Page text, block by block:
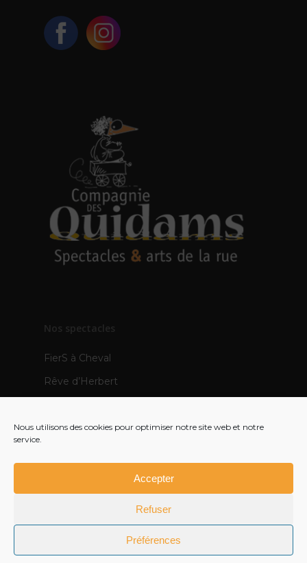
Nous utilisons des cookies pour optimiser notre site web et notre
service.
Accepter
Refuser
Préférences
Nos spectacles
FierS à Cheval
Rêve d’Herbert
Les Pops
Polynie – création 2022
FR